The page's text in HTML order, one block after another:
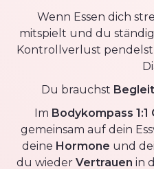
Wenn Essen dich
mitspielt und du
Kontrollverlust
Du brauchst
Im Bodykompass 1:1
gemeinsam auf dein
deine Hormone und
du wieder Vertrauen in